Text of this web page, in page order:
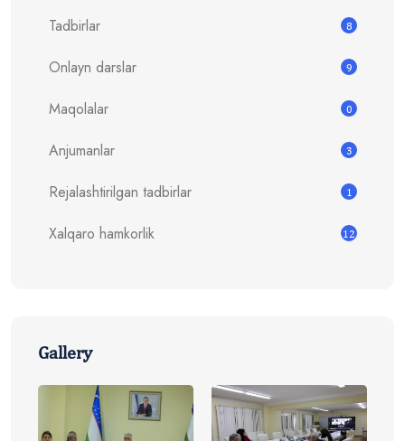
Tadbirlar 8
Onlayn darslar 9
Maqolalar 0
Anjumanlar 3
Rejalashtirilgan tadbirlar 1
Xalqaro hamkorlik 12
Gallery